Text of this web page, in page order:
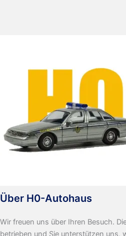
Über H0-Autohaus
Wir freuen uns über Ihren Besuch.
betrieben und Sie unterstützen uns,